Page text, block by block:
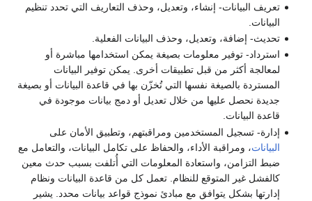
تعريف البيانات- إنشاء، وتعديل، وحذف التعاريف التي تحدد تنظيم
البيانات.
تحديث- إضافة، وتعديل، وحذف البيانات الفعلية.
استرداد- توفير معلومات بصيغة يمكن استخدامها مباشرة أو
لمعالجة أكثر من قبل تطبيقات أخرى. يمكن توفير البيانات
المستردة بالصيغة نفسها التي تُخزّن بها في قاعدة البيانات أو بصيغة
جديدة نحصل عليها من خلال تعديل أو دمج بيانات موجودة في
قاعدة البيانات.
إدارة- تسجيل المستخدمين ومراقبتهم، وتطبيق الأمان على
البيانات، ومراقبة الأداء، والحفاظ على تكامل البيانات، والتعامل مع
ضبط التزامن، واستعادة المعلومات التي أُتلفت بسبب حدث معين
كالفشل غير المتوقع للنظام. تعمل كل من قاعدة البيانات ونظام
إدارتها بشكل يتوافق مع مبادئ نموذج قواعد بيانات محدد. يشير